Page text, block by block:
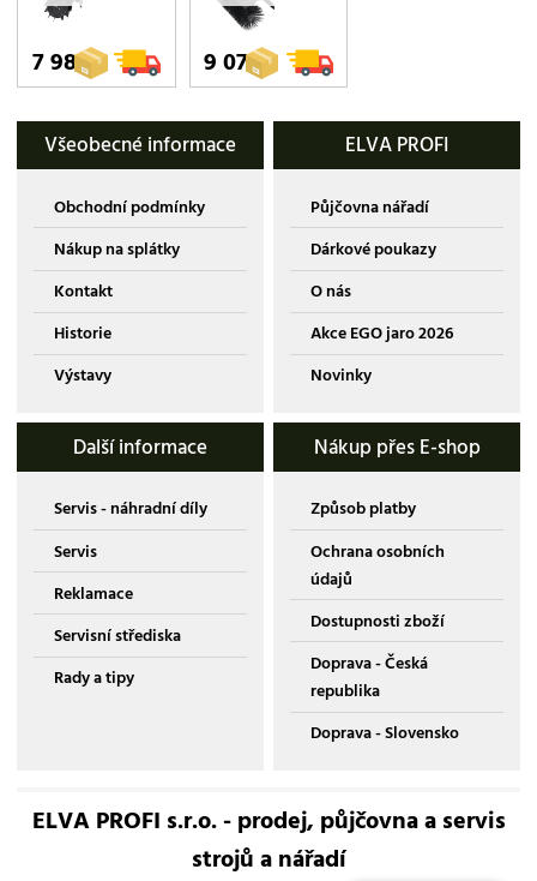
7 989,- 9 070,-
Všeobecné informace
Obchodní podmínky
Nákup na splátky
Kontakt
Historie
Výstavy
ELVA PROFI
Půjčovna nářadí
Dárkové poukazy
O nás
Akce EGO jaro 2026
Novinky
Další informace
Servis - náhradní díly
Servis
Reklamace
Servisní střediska
Rady a tipy
Nákup přes E-shop
Způsob platby
Ochrana osobních
údajů
Dostupnosti zboží
Doprava - Česká
republika
Doprava - Slovensko
ELVA PROFI s.r.o. - prodej, půjčovna a servis
strojů a nářadí